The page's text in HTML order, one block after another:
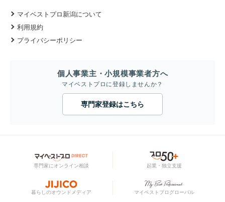
マイベストプロ新潟について
利用規約
プライバシーポリシー
個人事業主・小規模事業者方へ
マイベストプロに登録しませんか？
専門家登録はこちら
専門家にオンライン相談 起業・独立支援
暮らしのオウンドメディア マイベストプログローバル